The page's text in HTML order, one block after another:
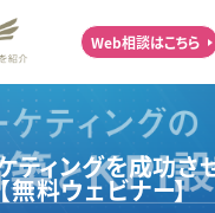
Web相談はこちら
ティングを成功さ
無料ウェビナー】